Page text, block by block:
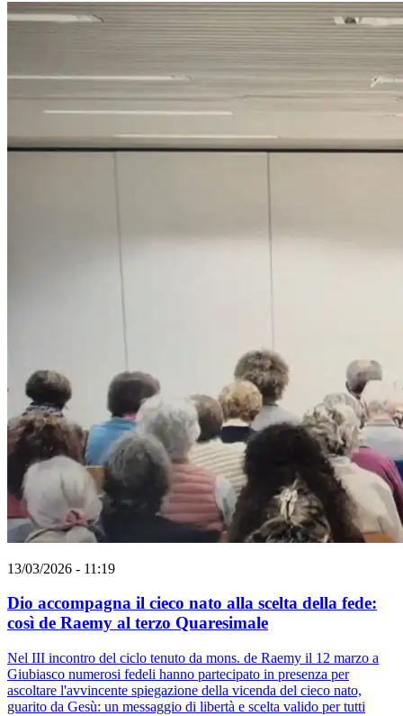
13/03/2026 - 11:19
Dio accompagna il cieco nato alla scelta della fede:
così de Raemy al terzo Quaresimale
Nel III incontro del ciclo tenuto da mons. de Raemy il 12 marzo a
Giubiasco numerosi fedeli hanno partecipato in presenza per
ascoltare l'avvincente spiegazione della vicenda del cieco nato,
guarito da Gesù: un messaggio di libertà e scelta valido per tutti